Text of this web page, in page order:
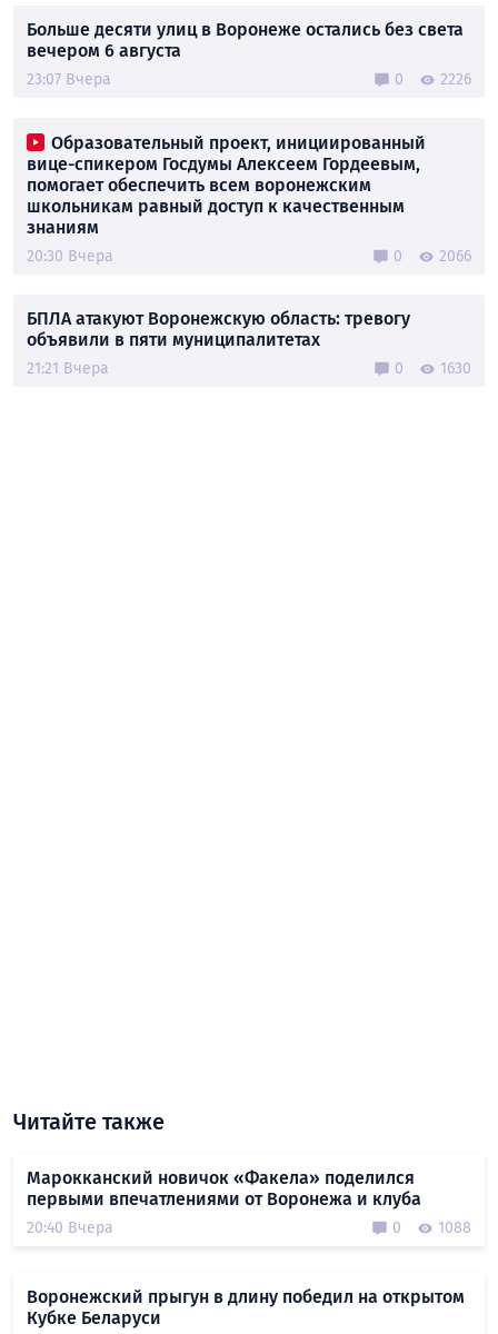
Больше десяти улиц в Воронеже остались без света
вечером 6 августа
23:07 Вчера 0 2226
Образовательный проект, инициированный
вице-спикером Госдумы Алексеем Гордеевым,
помогает обеспечить всем воронежским
школьникам равный доступ к качественным
знаниям
20:30 Вчера 0 2066
БПЛА атакуют Воронежскую область: тревогу
объявили в пяти муниципалитетах
21:21 Вчера 0 1630
Читайте также
Марокканский новичок «Факела» поделился
первыми впечатлениями от Воронежа и клуба
20:40 Вчера 0 1088
Воронежский прыгун в длину победил на открытом
Кубке Беларуси